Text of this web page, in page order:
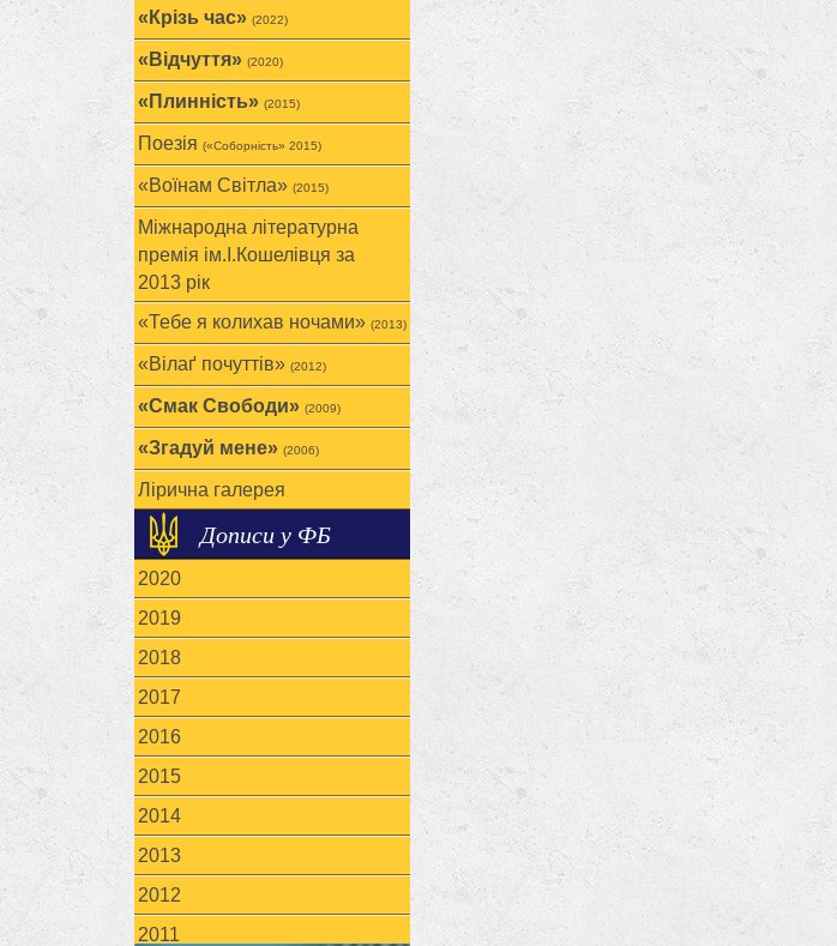
«Крізь час» (2022)
«Відчуття» (2020)
«Плинність» (2015)
Поезія («Соборність» 2015)
«Воїнам Cвітла» (2015)
Міжнародна літературна
премія ім.І.Кошелівця за
2013 рік
«Тебе я колихав ночами» (2013)
«Вілаґ почуттів» (2012)
«Смак Свободи» (2009)
«Згадуй мене» (2006)
Лірична галерея
Дописи у ФБ
2020
2019
2018
2017
2016
2015
2014
2013
2012
2011